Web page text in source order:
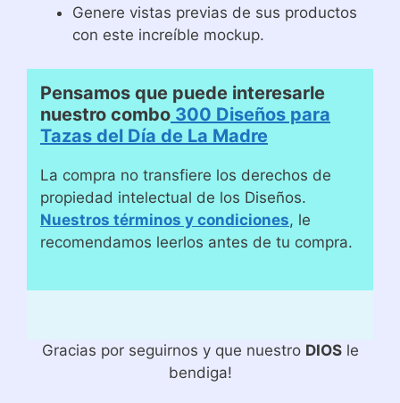
Genere vistas previas de sus productos
con este increíble mockup.
Pensamos que puede interesarle
nuestro combo 300 Diseños para
Tazas del Día de La Madre
La compra no transfiere los derechos de
propiedad intelectual de los Diseños.
Nuestros términos y condiciones, le
recomendamos leerlos antes de tu compra.
Gracias por seguirnos y que nuestro DIOSle
bendiga!